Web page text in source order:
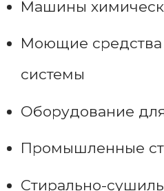
Машины
Моющие
системы
Оборудование
Промышленные
Стирально-